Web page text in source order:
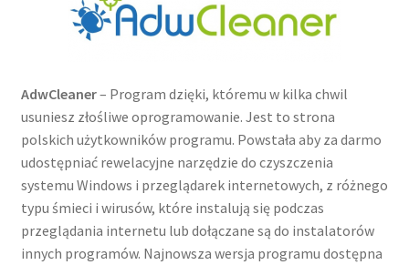
AdwCleaner– Program dzięki, któremu w kilka chwil
usuniesz złośliwe oprogramowanie. Jest to strona
polskich użytkowników programu. Powstała aby za darmo
udostępniać rewelacyjne narzędzie do czyszczenia
systemu Windows i przeglądarek internetowych, z różnego
typu śmieci i wirusów, które instalują się podczas
przeglądania internetu lub dołączane są do instalatorów
innych programów. Najnowsza wersja programu dostępna